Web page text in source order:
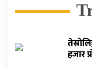
हजार